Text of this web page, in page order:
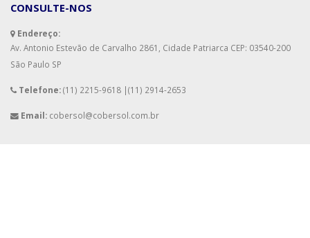
CONSULTE-NOS
Endereço:
Av. Antonio Estevão de Carvalho 2861, Cidade Patriarca CEP: 03540-200
São Paulo SP
Telefone:(11) 2215-9618 |(11) 2914-2653
Email: cobersol@cobersol.com.br